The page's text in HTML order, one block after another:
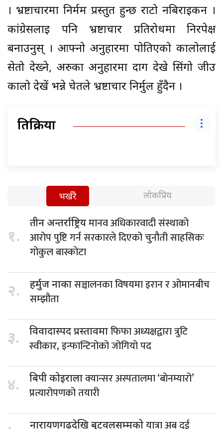
। भ्रष्टाचारमा निर्मम प्रस्तुत हुन्छ राटो नबिराइकन ।
कांग्रेसलाइ पनि भ्रष्टाचार प्रतिरोधमा निरपेक्ष
बनाउनुस् । आफ्नो अनुहारमा पोतिएको कालोलाई
सेतो देख्ने, अरुका अनुहारमा दाग देखे सिंगो जीउ
कालो देखें भन्ने चेतले भ्रष्टाचार निर्मुल हुँदैन ।
प्रतिक्रिया
भर्खरै लोकप्रिय
१.
तीन अन्तर्राष्ट्रियमानव अधिकारवादी संस्थाको
आरोप पुष्टि गर्न सरकारले दिएको चुनौती साहसिकः
गोकुल बास्कोटा
२. हर्मुज नाकासञ्चालनका विषयमा इरान र ओमानबीच
सम्झौता
३. विवादास्पद प्रस्तावमाफिफा अध्यक्षद्वारा त्रुटि
स्वीकार, इन्फान्टिनोको जोगियो पद
४. बिपी कोइरालाक्यान्सर अस्पतालमा ‘बोनम्यारो’
प्रत्यारोपणको तयारी
नारायणगढदेखि बुटवलसम्मकोयात्रा अब दुई